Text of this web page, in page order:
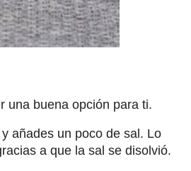
una buena opción para ti.
añades un poco de sal. Lo
a que la sal se disolvió.